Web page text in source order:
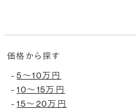
価格から探す
-5〜10万円
-10〜15万円
-15〜20万円